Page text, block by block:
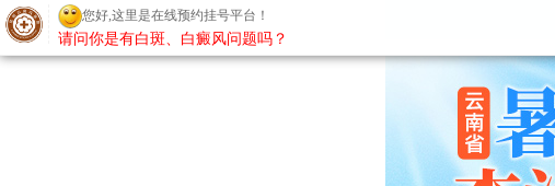
请问你是有白斑、白癜风问题吗？